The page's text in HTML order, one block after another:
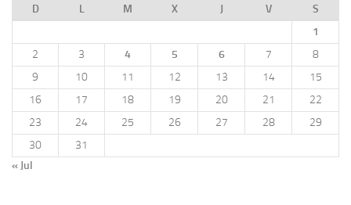
D
L M X J V
S
1
2
3 4 5 6 7
8
9
10 11 12 13 14
15
16
17 18 19 20 21
22
23
24 25 26 27 28
29
30
31
« Jul